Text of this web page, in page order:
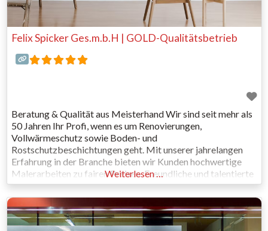
Felix Spicker Ges.m.b.H | GOLD-Qualitätsbetrieb
Beratung & Qualität aus Meisterhand Wir sind seit mehr als
50 Jahren Ihr Profi, wenn es um Renovierungen,
Vollwärmeschutz sowie Boden- und
Rostschutzbeschichtungen geht. Mit unserer jahrelangen
Erfahrung in der Branche bieten wir Kunden hochwertige
Malerarbeiten zu fairen Preisen. Freundliche und talentierte
Handwerker setzen sich dafür ein, dass jedes Projekt, ob
groß oder klein, mit höchster Professionalität und
Zuverlässigkeit ausgeführt
Weiterlesen …